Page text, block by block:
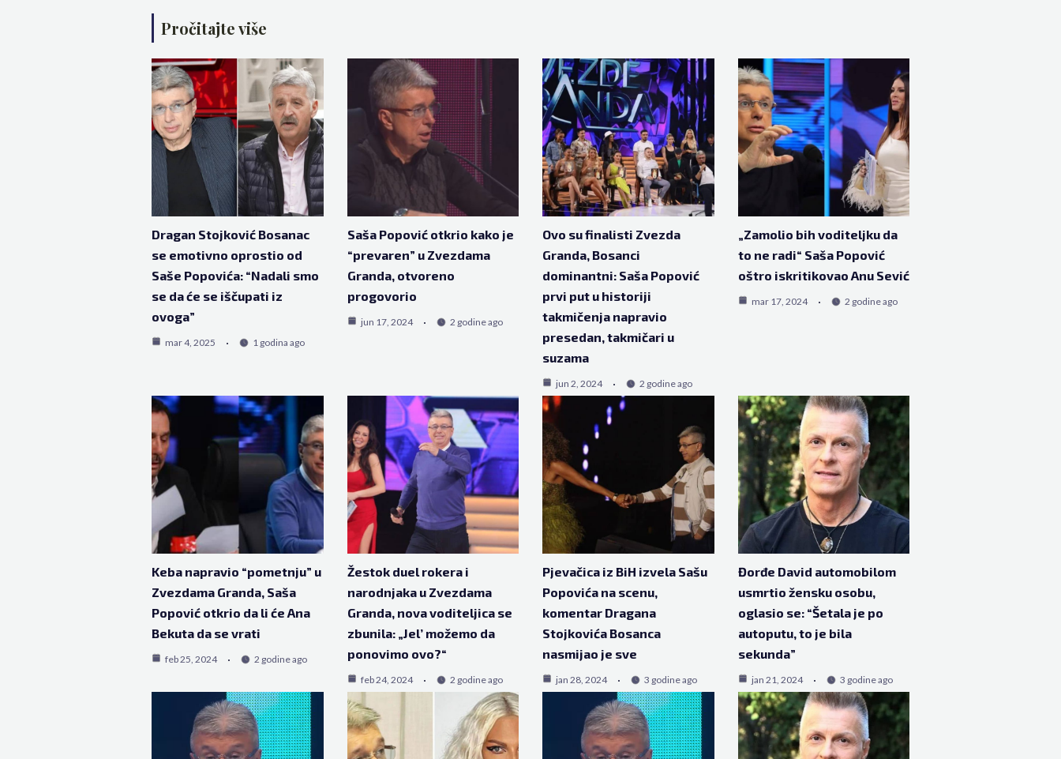
Pročitajte više
Dragan Stojković Bosanac
se emotivno oprostio od
Saše Popovića: “Nadali smo
se da će se iščupati iz
ovoga”
mar 4, 2025 1 godina ago
Saša Popović otkrio kako je
“prevaren” u Zvezdama
Granda, otvoreno
progovorio
jun 17, 2024 2 godine ago
Ovo su finalisti Zvezda
Granda, Bosanci
dominantni: Saša Popović
prvi put u historiji
takmičenja napravio
presedan, takmičari u
suzama
jun 2, 2024 2 godine ago
„Zamolio bih voditeljku da
to ne radi“ Saša Popović
oštro iskritikovao Anu Sević
mar 17, 2024 2 godine ago
Keba napravio “pometnju” u
Zvezdama Granda, Saša
Popović otkrio da li će Ana
Bekuta da se vrati
feb 25, 2024 2 godine ago
Žestok duel rokera i
narodnjaka u Zvezdama
Granda, nova voditeljica se
zbunila: „Jel’ možemo da
ponovimo ovo?“
feb 24, 2024 2 godine ago
Pjevačica iz BiH izvela Sašu
Popovića na scenu,
komentar Dragana
Stojkovića Bosanca
nasmijao je sve
jan 28, 2024 3 godine ago
Đorđe David automobilom
usmrtio žensku osobu,
oglasio se: “Šetala je po
autoputu, to je bila
sekunda”
jan 21, 2024 3 godine ago